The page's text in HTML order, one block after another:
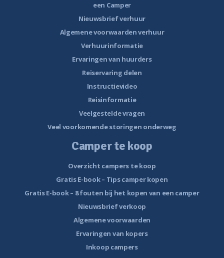
een Camper
Nieuwsbrief verhuur
Algemene voorwaarden verhuur
Verhuurinformatie
Ervaringen van huurders
Reiservaring delen
Instructievideo
Reisinformatie
Veelgestelde vragen
Veel voorkomende storingen onderweg
Camper te koop
Overzicht campers te koop
Gratis E-book – Tips camper kopen
Gratis E-book – 8 fouten bij het kopen van een camper
Nieuwsbrief verkoop
Algemene voorwaarden
Ervaringen van kopers
Inkoop campers